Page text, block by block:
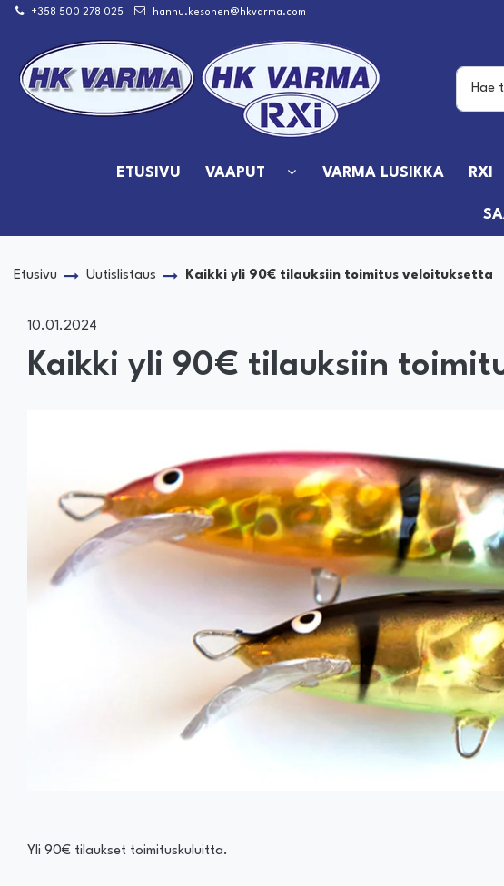
Siirry pääsisältöön
+358 500 278 025 hannu.kesonen@hkvarma.com
ETUSIVU VAAPUT VARMA LUSIKKA RXI
Etusivu Uutislistaus Kaikki yli 90€ tilauksiin toimitus veloituksetta
10.01.2024
Kaikki yli 90€ tilauksiin
Yli 90€ tilaukset toimituskuluitta.